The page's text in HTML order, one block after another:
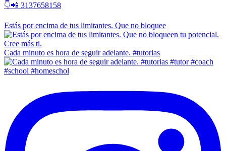
👇📲 3137658158
Estás por encima de tus limitantes. Que no bloquee
Cada minuto es hora de seguir adelante. #tutorias